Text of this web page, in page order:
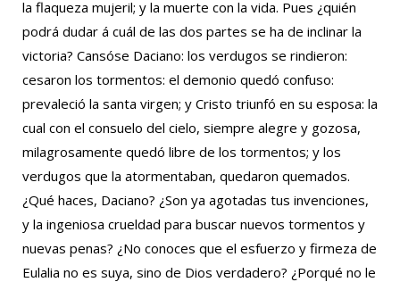
la flaqueza mujeril; y la muerte con la vida. Pues ¿quién
podrá dudar á cuál de las dos partes se ha de inclinar la
victoria? Cansóse Daciano: los verdugos se rindieron:
cesaron los tormentos: el demonio quedó confuso:
prevaleció la santa virgen; y Cristo triunfó en su esposa: la
cual con el consuelo del cielo, siempre alegre y gozosa,
milagrosamente quedó libre de los tormentos; y los
verdugos que la atormentaban, quedaron quemados.
¿Qué haces, Daciano? ¿Son ya agotadas tus invenciones,
y la ingeniosa crueldad para buscar nuevos tormentos y
nuevas penas? ¿No conoces que el esfuerzo y firmeza de
Eulalia no es suya, sino de Dios verdadero? ¿Porqué no le